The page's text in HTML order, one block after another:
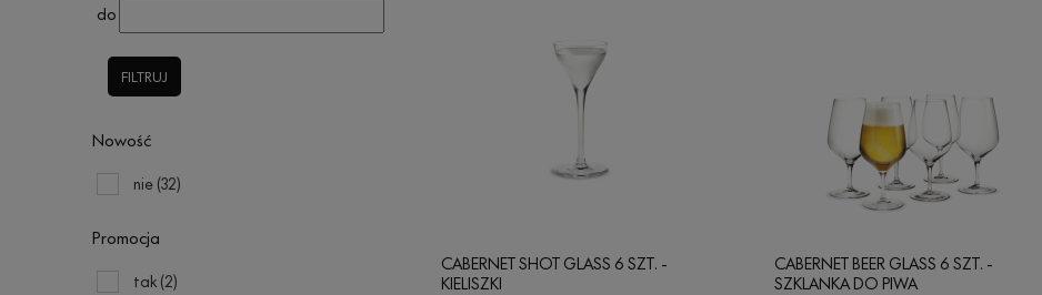
do
FILTRUJ
Nowość
nie (32)
Promocja
tak (2)
CABERNET SHOT GLASS 6 SZT. -
KIELISZKI
CABERNET BEER GLASS 6 SZT. -
SZKLANKA DO PIWA